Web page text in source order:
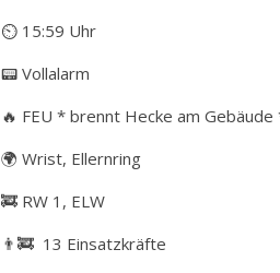
⏲ 15:59 Uhr
📟 Vollalarm
🔥 FEU * brennt Hecke am Gebäude
🌍 Wrist, Ellernring
🚒 RW 1, ELW
👨‍🚒 13 Einsatzkräfte